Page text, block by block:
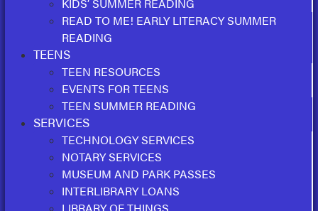
READ TO ME! EARLY LITERACY SUMMER
READING
TEENS
TEEN RESOURCES
EVENTS FOR TEENS
TEEN SUMMER READING
SERVICES
TECHNOLOGY SERVICES
NOTARY SERVICES
MUSEUM AND PARK PASSES
INTERLIBRARY LOANS